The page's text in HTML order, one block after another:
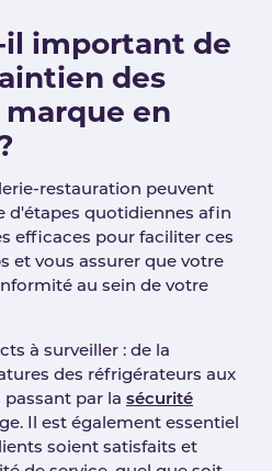
il important de
des
en
restauration peuvent
d'étapes quotidiennes afin
efficaces pour faciliter ces
et vous assurer que votre
au sein de votre
à surveiller : de la
des réfrigérateurs aux
par la sécurité
Il est également essentiel
soient satisfaits et